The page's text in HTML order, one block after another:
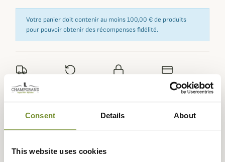
Consent Details About
This website uses cookies
Votre panier doit contenir au moins 100,00 € de produits
pour pouvoir obtenir des récompenses fidélité.
Expédié dans
la journée
Paiement en
3 fois dès 100